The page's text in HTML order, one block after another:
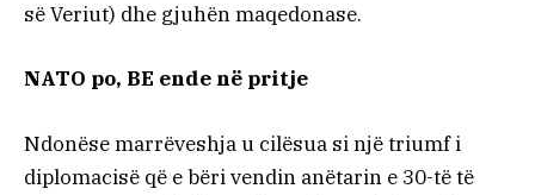
së Veriut) dhe gjuhën maqedonase.
NATO po, BE ende në pritje
Ndonëse marrëveshja u cilësua si një triumf i
diplomacisë që e bëri vendin anëtarin e 30-të të